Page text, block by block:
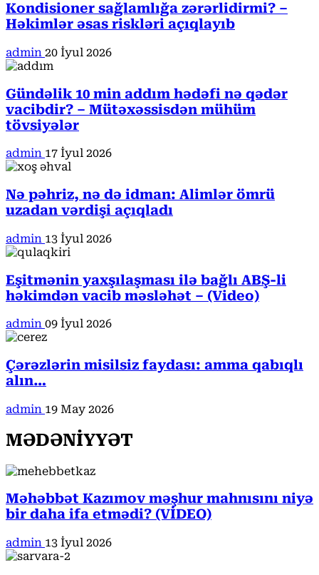
Kondisioner sağlamlığa zərərlidirmi? –
Həkimlər əsas riskləri açıqlayıb
admin 20 İyul 2026
Gündəlik 10 min addım hədəfi nə qədər
vacibdir? – Mütəxəssisdən mühüm
tövsiyələr
admin 17 İyul 2026
Nə pəhriz, nə də idman: Alimlər ömrü
uzadan vərdişi açıqladı
admin 13 İyul 2026
Eşitmənin yaxşılaşması ilə bağlı ABŞ-li
həkimdən vacib məsləhət – (Video)
admin 09 İyul 2026
Çərəzlərin misilsiz faydası: amma qabıqlı
alın…
admin 19 May 2026
MƏDƏNİYYƏT
Məhəbbət Kazımov məşhur mahnısını niyə
bir daha ifa etmədi? (VİDEO)
admin 13 İyul 2026